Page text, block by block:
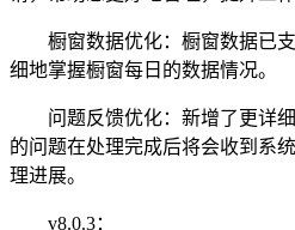
橱窗数据优化：橱窗数据已支
细地掌握橱窗每日的数据情况。
问题反馈优化：新增了更详细
的问题在处理完成后将会收到系
理进展。
v8.0.3：